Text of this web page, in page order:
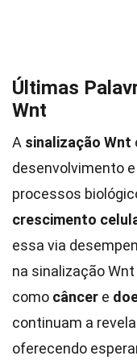
Últimas
Wnt
A sinalização Wnt
desenvolvimento
processos
crescimento
essa via
na sinalização
como câncer e
continuam a
oferecendo